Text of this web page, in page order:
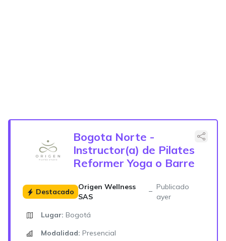
Bogota Norte -
Instructor(a) de Pilates
Reformer Yoga o Barre
Destacado
Origen Wellness
SAS
Publicado
ayer
Lugar: Bogotá
Modalidad: Presencial